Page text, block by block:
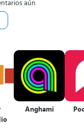
aún
Anghami